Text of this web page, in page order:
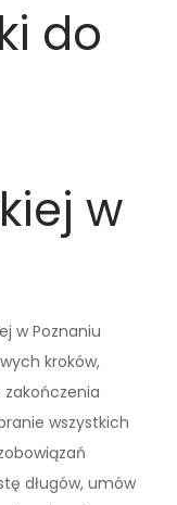
do
w
w Poznaniu
kroków,
wszystkich
długów, umów